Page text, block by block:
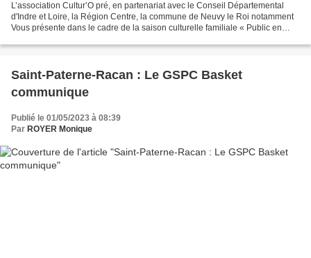
L’association Cultur’O pré, en partenariat avec le Conseil Départemental
d'Indre et Loire, la Région Centre, la commune de Neuvy le Roi notamment
Vous présente dans le cadre de la saison culturelle familiale « Public en
Saint-Paterne-Racan : Le GSPC Basket
communique
Publié le 01/05/2023 à 08:39
Par ROYER Monique